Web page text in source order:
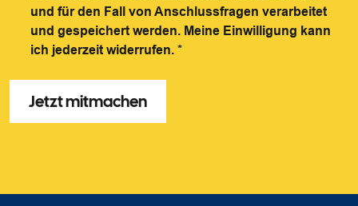
und für den Fall von Anschlussfragen verarbeitet
und gespeichert werden. Meine Einwilligung kann
ich jederzeit widerrufen.*